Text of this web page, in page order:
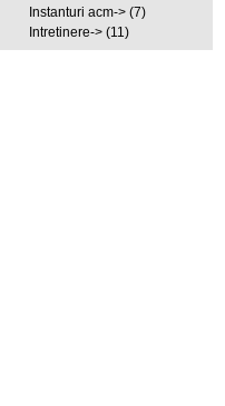
Instanturi acm->(7)
Intretinere->(11)